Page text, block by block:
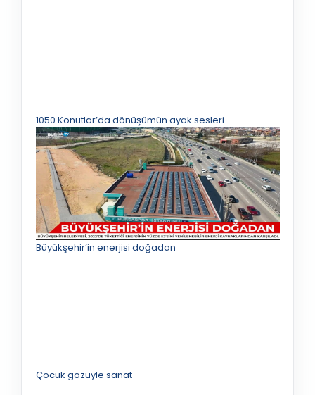
1050 Konutlar’da dönüşümün ayak sesleri
Büyükşehir’in enerjisi doğadan
Çocuk gözüyle sanat